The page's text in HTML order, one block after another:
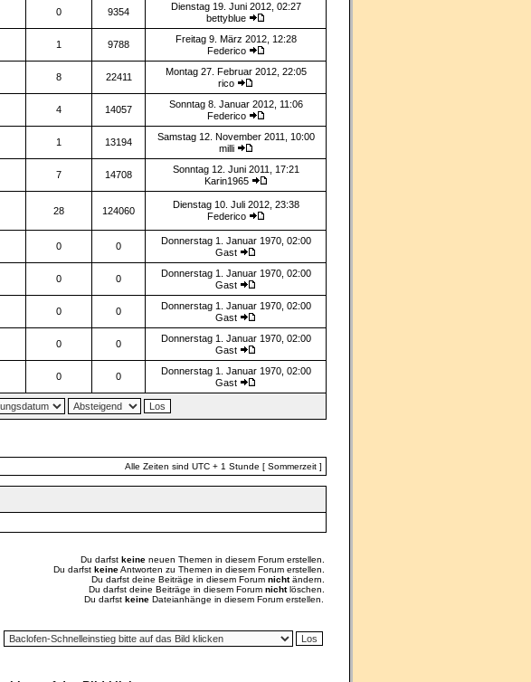
0 9354
Dienstag 19. Juni 2012, 02:27
bettyblue
1 9788
Freitag 9. März 2012, 12:28
Federico
8 22411
Montag 27. Februar 2012, 22:05
rico
4 14057
Sonntag 8. Januar 2012, 11:06
Federico
1 13194
Samstag 12. November 2011, 10:00
milli
7 14708
Sonntag 12. Juni 2011, 17:21
Karin1965
28 124060
Dienstag 10. Juli 2012, 23:38
Federico
0 0
Donnerstag 1. Januar 1970, 02:00
Gast
0 0
Donnerstag 1. Januar 1970, 02:00
Gast
0 0
Donnerstag 1. Januar 1970, 02:00
Gast
0 0
Donnerstag 1. Januar 1970, 02:00
Gast
0 0
Donnerstag 1. Januar 1970, 02:00
Gast
Alle Zeiten sind UTC + 1 Stunde [ Sommerzeit ]
Du darfst keine neuen Themen in diesem Forum erstellen.
Du darfst keineAntworten zu Themen in diesem Forum erstellen.
Du darfst deine Beiträge in diesem Forum nichtändern.
Du darfst deine Beiträge in diesem Forum nichtlöschen.
Du darfst keine Dateianhänge in diesem Forum erstellen.